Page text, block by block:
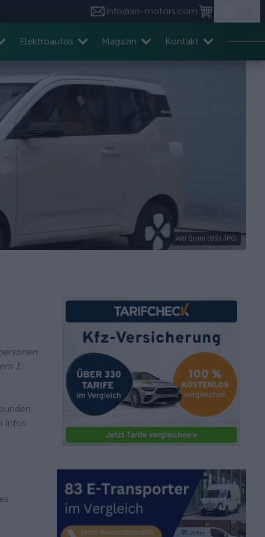
info@ari-motors.com
Elektroautos Magazin Kontakt
ARI Bruni (89).JPG
1.
Infos